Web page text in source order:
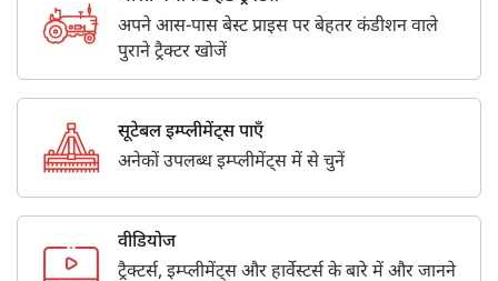
अपने आस-पास बेस्ट प्राइस पर बेहतर कंडीशन वाले
पुराने ट्रैक्टर खोजें
सूटेबल इम्प्लीमेंट्स पाएँ
अनेकों उपलब्ध इम्प्लीमेंट्स में से चुनें
वीडियोज
ट्रैक्टर्स, इम्प्लीमेंट्स और हार्वेस्टर्स के बारे में और जानने